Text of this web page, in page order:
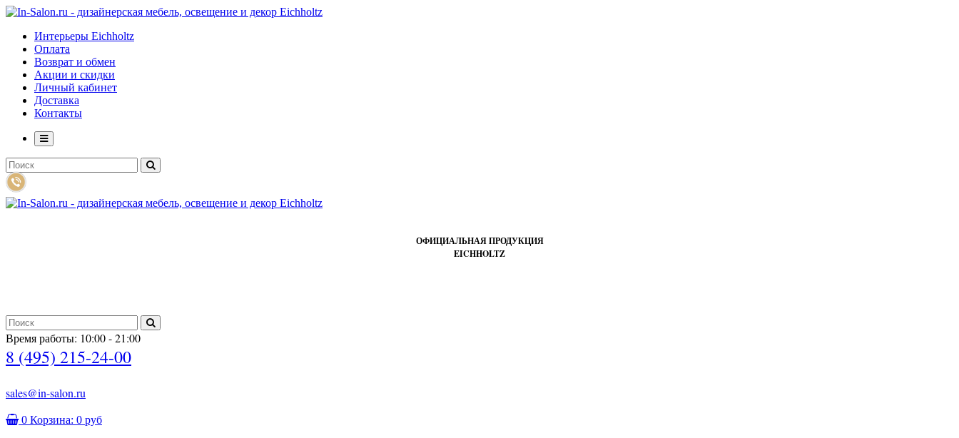
Интерьеры Eichholtz
Оплата
Возврат и обмен
Акции и скидки
Личный кабинет
Доставка
Контакты
ОФИЦИАЛЬНАЯ ПРОДУКЦИЯ
EICHHOLTZ
Время работы: 10:00 - 21:00
8 (495) 215-24-00
sales@in-salon.ru
0 Корзина: 0 руб